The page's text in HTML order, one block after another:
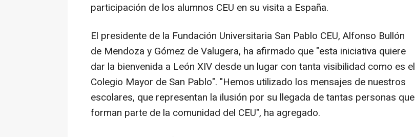
participación de los alumnos CEU en su visita a España.
El presidente de la Fundación Universitaria San Pablo CEU, Alfonso Bullón
de Mendoza y Gómez de Valugera, ha afirmado que "esta iniciativa quiere
dar la bienvenida a León XIV desde un lugar con tanta visibilidad como es el
Colegio Mayor de San Pablo". "Hemos utilizado los mensajes de nuestros
escolares, que representan la ilusión por su llegada de tantas personas que
forman parte de la comunidad del CEU", ha agregado.